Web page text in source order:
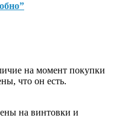
на момент покупки
что он есть.
на винтовки и